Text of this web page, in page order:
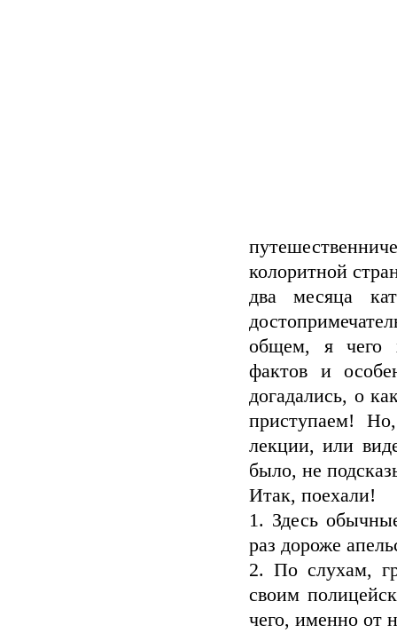
колоритной
два месяца
общем, я чего
фактов и
догадались, о
приступаем!
лекции, или
было, не
Итак, поехали!
1. Здесь
раз дороже
2. По слухам,
своим
чего, именно от